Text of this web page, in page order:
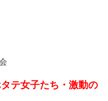
テ女子たち・激動の